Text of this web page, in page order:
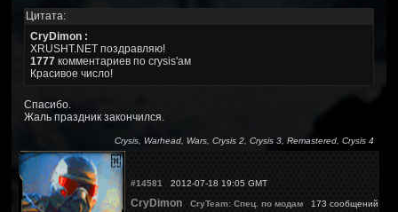
Цитата:
CryDimon :
XRUSHT.NET поздравляю!
1777 комментариев по crysis'ам
Красивое число!
Спасибо.
Жаль праздник закончился.
Crysis, Warhead, Wars, Crysis 2, Crysis 3, Remastered, Crysis 4
#14581 2012-07-18 19:05 GMT
CryDimon CryTeam: Спец. по модам 173 сообщений